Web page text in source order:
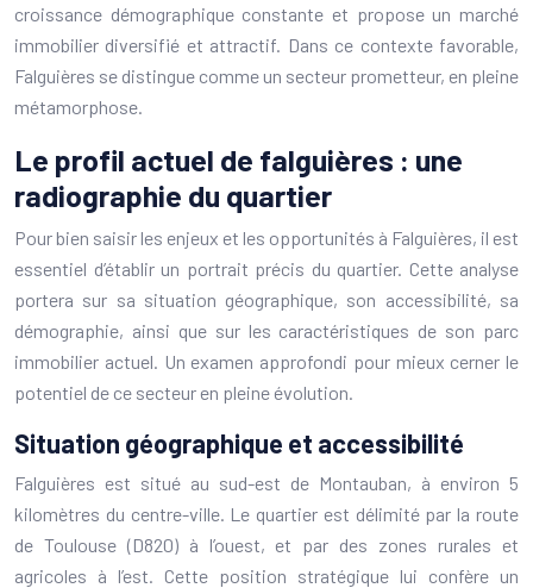
croissance démographique constante et propose un marché
immobilier diversifié et attractif. Dans ce contexte favorable,
Falguières se distingue comme un secteur prometteur, en pleine
métamorphose.
Le profil actuel de falguières : une
radiographie du quartier
Pour bien saisir les enjeux et les opportunités à Falguières, il est
essentiel d’établir un portrait précis du quartier. Cette analyse
portera sur sa situation géographique, son accessibilité, sa
démographie, ainsi que sur les caractéristiques de son parc
immobilier actuel. Un examen approfondi pour mieux cerner le
potentiel de ce secteur en pleine évolution.
Situation géographique et accessibilité
Falguières est situé au sud-est de Montauban, à environ 5
kilomètres du centre-ville. Le quartier est délimité par la route
de Toulouse (D820) à l’ouest, et par des zones rurales et
agricoles à l’est. Cette position stratégique lui confère un